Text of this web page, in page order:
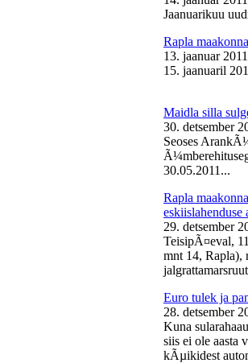
Jaanuarikuu
Rapla
13. jaanuar 2011
15. jaanuaril
Maidla silla
30. detsember
Seoses
30.05.2011...
Rapla
eskiislahenduse
29. detsember
TeisipÃ¤eval,
mnt 14, Rapla),
Euro tulek ja
28. detsember
Kuna
siis ei ole aasta
kÃµikidest